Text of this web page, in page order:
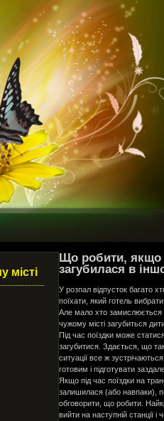
місті
Що робити, якщо
загубилася в
У розпал відпусток багато
поїхати, який готель
Але мало хто
чужому місті загубиться
Під час поїздки може
загубитися. Здається, що
ситуації все ж
готовим і підготувати
Якщо під час поїздки на
залишилася (або навпаки),
обговорити, що робити.
вийти на наступній станції і